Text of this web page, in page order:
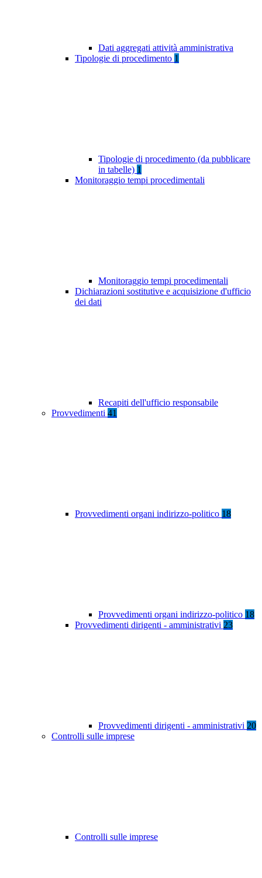
Dati aggregati attività amministrativa
Tipologie di procedimento 1
Tipologie di procedimento (da pubblicare
in tabelle) 1
Monitoraggio tempi procedimentali
Monitoraggio tempi procedimentali
Dichiarazioni sostitutive e acquisizione d'ufficio
dei dati
Recapiti dell'ufficio responsabile
Provvedimenti 41
Provvedimenti organi indirizzo-politico 18
Provvedimenti organi indirizzo-politico 18
Provvedimenti dirigenti - amministrativi 23
Provvedimenti dirigenti - amministrativi 20
Controlli sulle imprese
Controlli sulle imprese